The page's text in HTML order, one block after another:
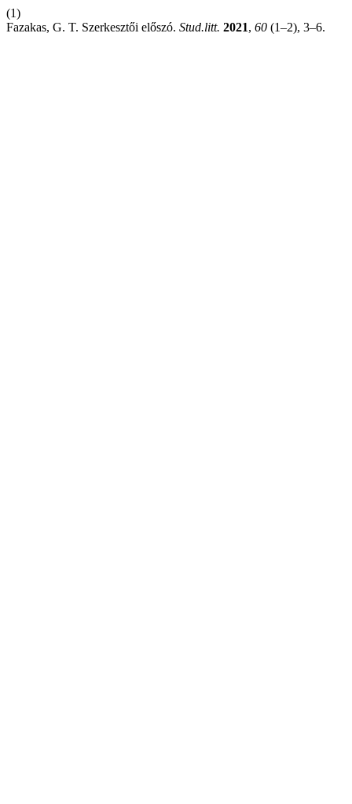
(1)
Fazakas, G. T. Szerkesztői előszó. Stud.litt. 2021, 60 (1–2), 3–6.